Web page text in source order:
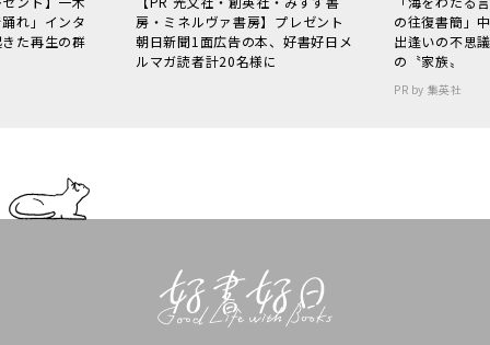
れ」インタ
た再生の群
房・ミネルヴァ書房】プレゼント
朝日新聞1面広告の本、好書好日メ
ルマガ読者計20名様に
の往復書簡」
出逢いの不思
の〝家族〟
PR by 集英社